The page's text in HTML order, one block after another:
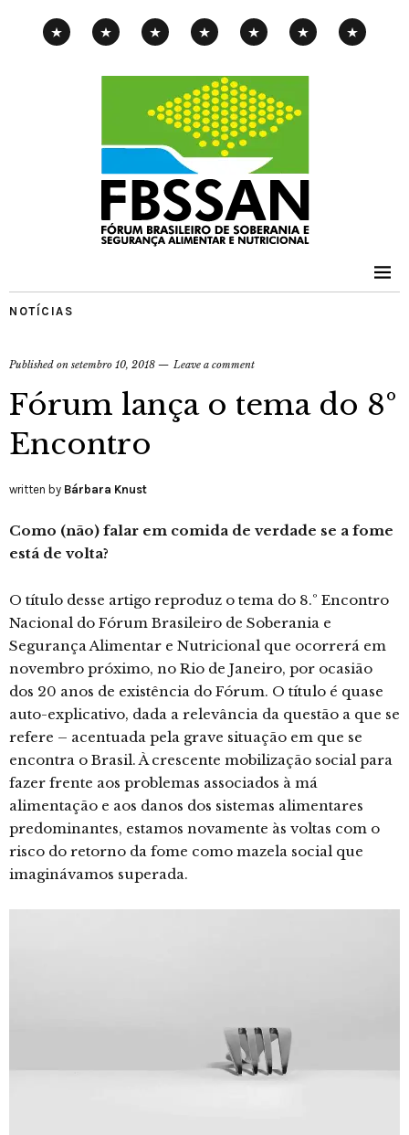
NOTÍCIAS
Published on setembro 10, 2018 Leave a comment
Fórum lança o tema do 8º
Encontro
written by Bárbara Knust
Como (não) falar em comida de verdade se a fome
está de volta?
O título desse artigo reproduz o tema do 8.º Encontro
Nacional do Fórum Brasileiro de Soberania e
Segurança Alimentar e Nutricional que ocorrerá em
novembro próximo, no Rio de Janeiro, por ocasião
dos 20 anos de existência do Fórum. O título é quase
auto-explicativo, dada a relevância da questão a que se
refere – acentuada pela grave situação em que se
encontra o Brasil. À crescente mobilização social para
fazer frente aos problemas associados à má
alimentação e aos danos dos sistemas alimentares
predominantes, estamos novamente às voltas com o
risco do retorno da fome como mazela social que
imaginávamos superada.